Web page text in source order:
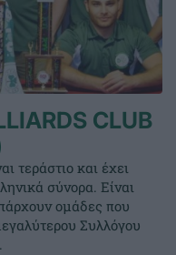
CLUB
τεράστιο και έχει
σύνορα. Είναι
ομάδες που
Συλλόγου